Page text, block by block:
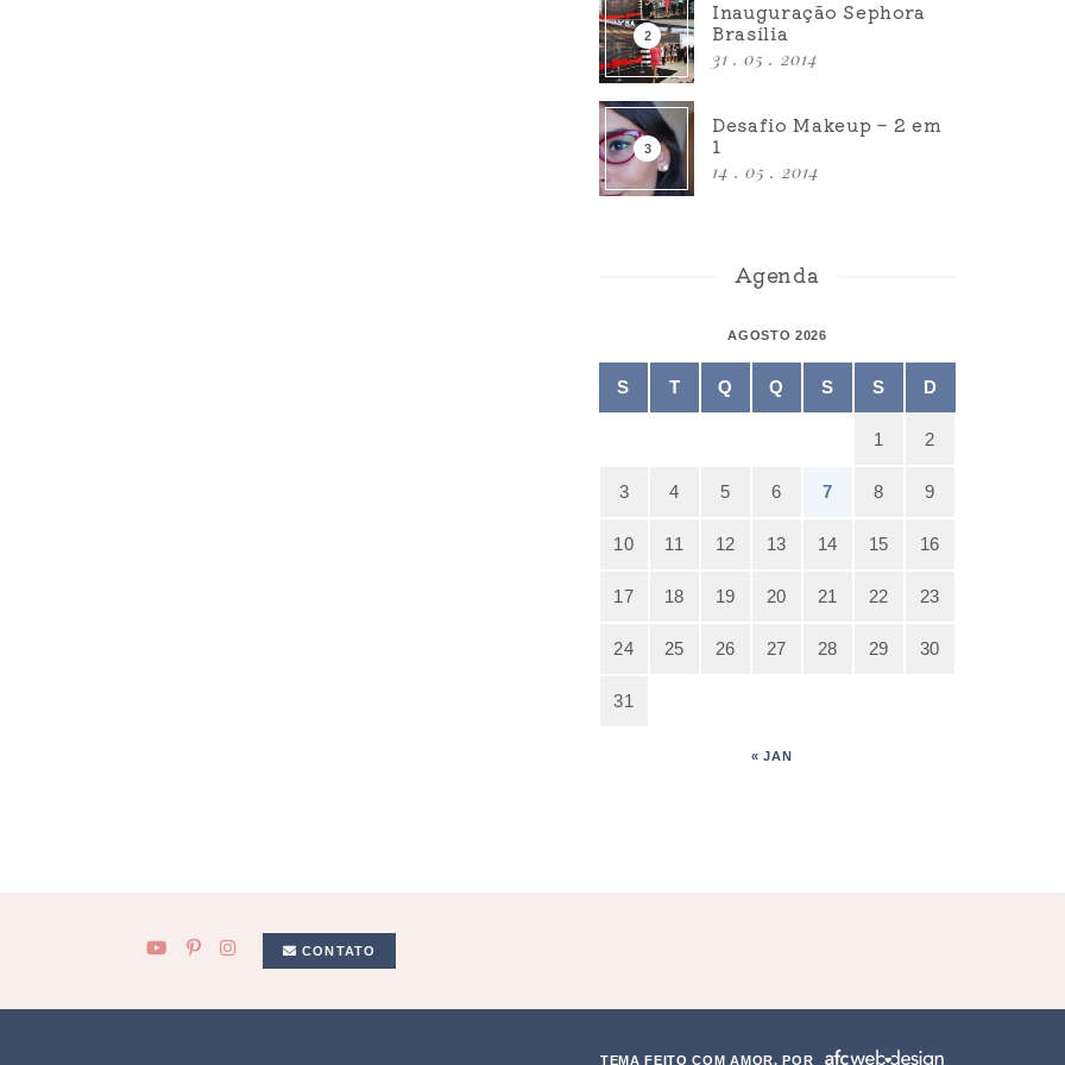
Inauguração Sephora
Brasília
31 . 05 . 2014
Desafio Makeup – 2 em
1
14 . 05 . 2014
Agenda
AGOSTO 2026
S T Q Q S S D
1 2
3 4 5 6 7 8 9
10 11 12 13 14 15 16
17 18 19 20 21 22 23
24 25 26 27 28 29 30
31
« JAN
CONTATO
TEMA FEITO COM AMOR, POR